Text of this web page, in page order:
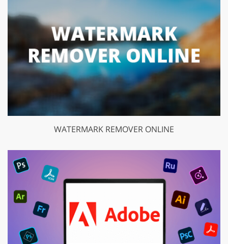
WATERMARK REMOVER ONLINE